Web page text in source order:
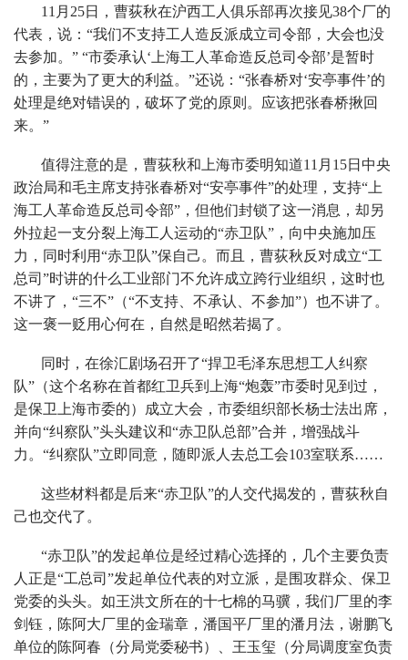
11月25日，曹荻秋在沪西工人俱乐部再次接见38个厂的
代表，说：“我们不支持工人造反派成立司令部，大会也没
去参加。” “市委承认‘上海工人革命造反总司令部’是暂时
的，主要为了更大的利益。”还说：“张春桥对‘安亭事件’的
处理是绝对错误的，破坏了党的原则。应该把张春桥揪回
来。”
值得注意的是，曹荻秋和上海市委明知道11月15日中央
政治局和毛主席支持张春桥对“安亭事件”的处理，支持“上
海工人革命造反总司令部”，但他们封锁了这一消息，却另
外拉起一支分裂上海工人运动的“赤卫队”，向中央施加压
力，同时利用“赤卫队”保自己。而且，曹荻秋反对成立“工
总司”时讲的什么工业部门不允许成立跨行业组织，这时也
不讲了，“三不”（“不支持、不承认、不参加”）也不讲了。
这一褒一贬用心何在，自然是昭然若揭了。
同时，在徐汇剧场召开了“捍卫毛泽东思想工人纠察
队”（这个名称在首都红卫兵到上海“炮轰”市委时见到过，
是保卫上海市委的）成立大会，市委组织部长杨士法出席，
并向“纠察队”头头建议和“赤卫队总部”合并，增强战斗
力。“纠察队”立即同意，随即派人去总工会103室联系……
这些材料都是后来“赤卫队”的人交代揭发的，曹荻秋自
己也交代了。
“赤卫队”的发起单位是经过精心选择的，几个主要负责
人正是“工总司”发起单位代表的对立派，是围攻群众、保卫
党委的头头。如王洪文所在的十七棉的马骥，我们厂里的李
剑钰，陈阿大厂里的金瑞章，潘国平厂里的潘月法，谢鹏飞
单位的陈阿春（分局党委秘书）、王玉玺（分局调度室负责